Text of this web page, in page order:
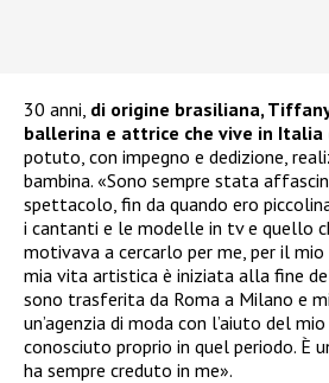
30 anni, di origine brasiliana,
ballerina e attrice che vive in Italia
potuto, con impegno e dedizione,
bambina. «Sono sempre stata
spettacolo, fin da quando ero
i cantanti e le modelle in tv e quello
motivava a cercarlo per me, per il
mia vita artistica è iniziata alla fine
sono trasferita da Roma a Milano e
un’agenzia di moda con l’aiuto del
conosciuto proprio in quel periodo. È
ha sempre creduto in me».